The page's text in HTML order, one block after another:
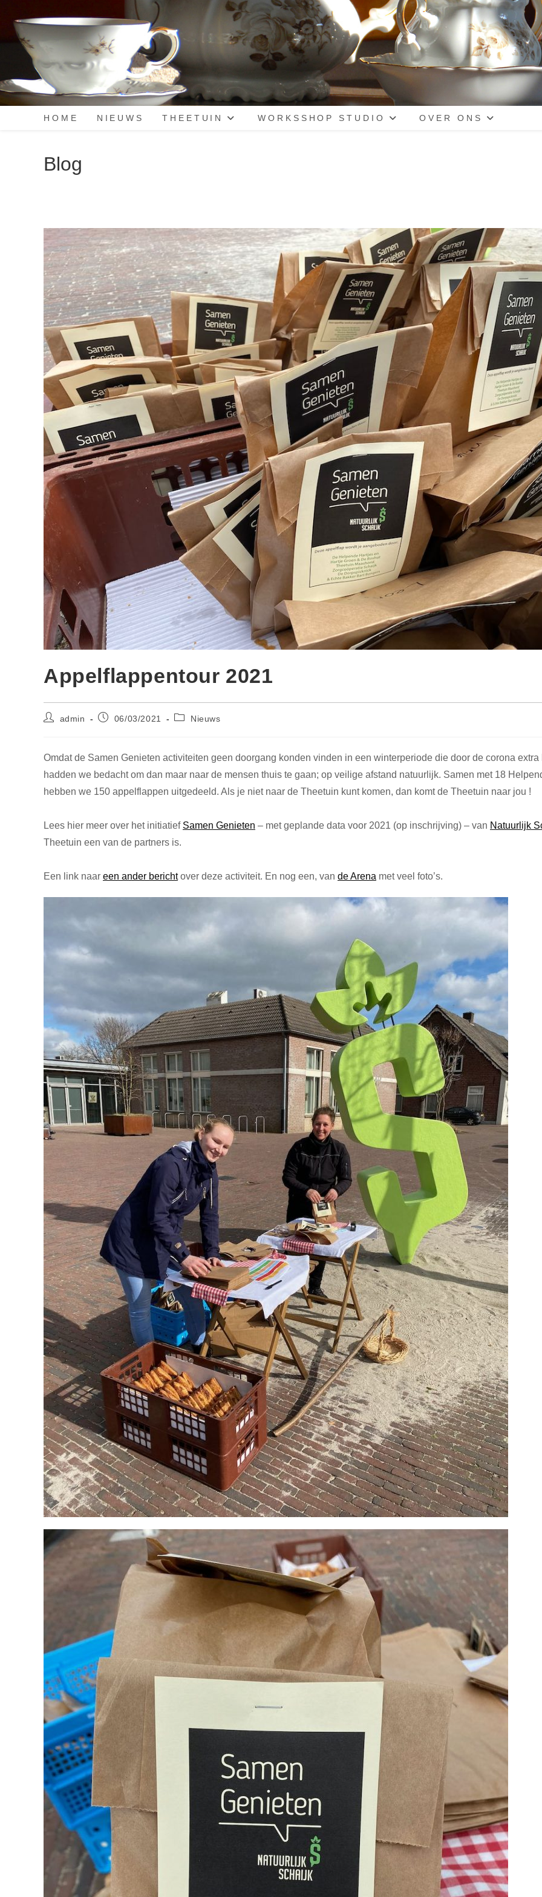
HOME NIEUWS THEETUIN WORKSSHOP STUDIO OVER ONS
Blog
Appelflappentour 2021
Berichtadmin
Bericht06/03/2021 Berichtcategorie:
Nieuws
Omdat de Samen Genieten activiteiten geen doorgang konden vinden in een winterperiode die door de corona extra
hadden we bedacht om dan maar naar de mensen thuis te gaan; op veilige afstand natuurlijk. Samen met 18
hebben we 150 appelflappen uitgedeeld. Als je niet naar de Theetuin kunt komen, dan komt de Theetuin naar jou !
Lees hier meer over het initiatief Samen Genieten – met geplande data voor 2021 (op inschrijving) – van Natuurlijk
Theetuin een van de partners is.
Een link naar een ander berichtover deze activiteit. En nog een, van de Arena met veel foto’s.